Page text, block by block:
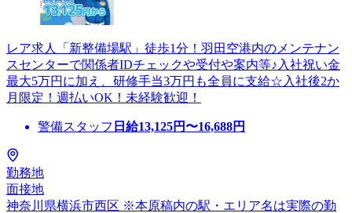
レア求人「新整備場駅」徒歩1分！羽田空港内のメンテナン
スセンターで関係者IDチェックや受付や案内等♪入社祝い金
最大5万円に加え、研修手当3万円も全員に支給☆入社後2か
月限定！週払いOK！未経験歓迎！
警備スタッフ 日給13,125円〜16,688円
勤務地
面接地
神奈川県横浜市西区 ※本原稿内の駅・エリア名は実際の勤